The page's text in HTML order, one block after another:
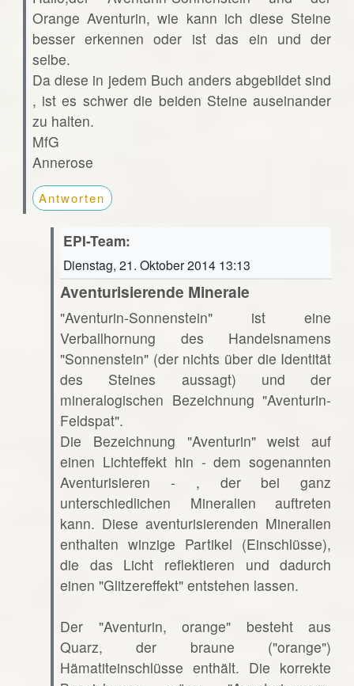
Orange Aventurin, wie kann ich diese Steine
besser erkennen oder ist das ein und der
selbe.
Da diese in jedem Buch anders abgebildet sind
, ist es schwer die beiden Steine auseinander
zu halten.
MfG
Annerose
Antworten
EPI-Team:
Dienstag, 21. Oktober 2014 13:13
Aventurisierende Minerale
"Aventurin-Sonnenstein" ist eine
Verballhornung des Handelsnamens
"Sonnenstein" (der nichts über die Identität
des Steines aussagt) und der
mineralogischen Bezeichnung "Aventurin-
Feldspat".
Die Bezeichnung "Aventurin" weist auf
einen Lichteffekt hin - dem sogenannten
Aventurisieren - , der bei ganz
unterschiedlichen Mineralien auftreten
kann. Diese aventurisierenden Mineralien
enthalten winzige Partikel (Einschlüsse),
die das Licht reflektieren und dadurch
einen "Glitzereffekt" entstehen lassen.
Der "Aventurin, orange" besteht aus
Quarz, der braune ("orange")
Hämatiteinschlüsse enthält. Die korrekte